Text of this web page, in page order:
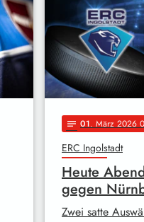
notes 01. März 2026
ERC Ingolstadt
Heute
gegen
Zwei satte